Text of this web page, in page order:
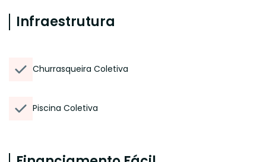
Infraestrutura
Churrasqueira Coletiva
Piscina Coletiva